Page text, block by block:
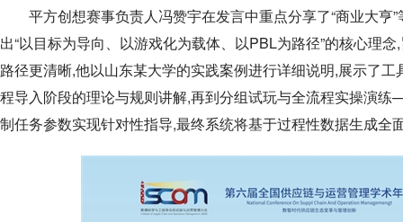
平方创想赛事负责人冯赞宇在发言中重点分享了“商业大
出“以目标为导向、以游戏化为载体、以PBL为路径”的核心理
路径更清晰,他以山东某大学的实践案例进行详细说明,展示了
程导入阶段的理论与规则讲解,再到分组试玩与全流程实操演
制任务参数实现针对性指导,最终系统将基于过程性数据生成全